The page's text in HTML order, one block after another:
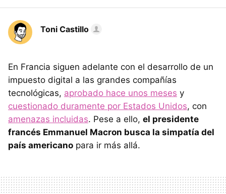
Toni Castillo
En Francia siguen adelante con el desarrollo de un
impuesto digital a las grandes compañías
tecnológicas, aprobado hace unos meses y
cuestionado duramente por Estados Unidos, con
amenazas incluidas. Pese a ello, el presidente
francés Emmanuel Macron busca la simpatía del
país americano para ir más allá.